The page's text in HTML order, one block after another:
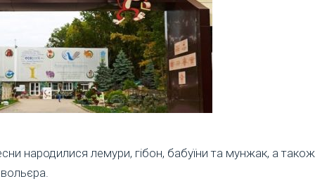
народилися лемури, гібон, бабуїни та мунжак, а